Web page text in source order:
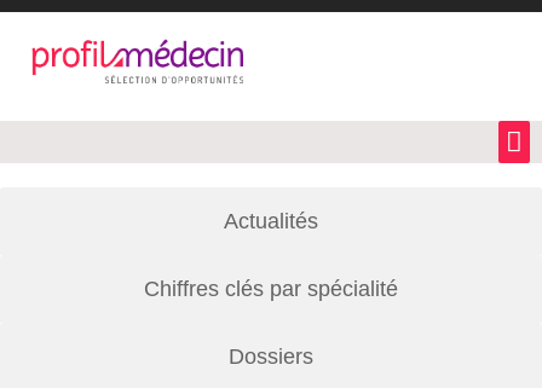
Actualités
Chiffres clés par spécialité
Dossiers